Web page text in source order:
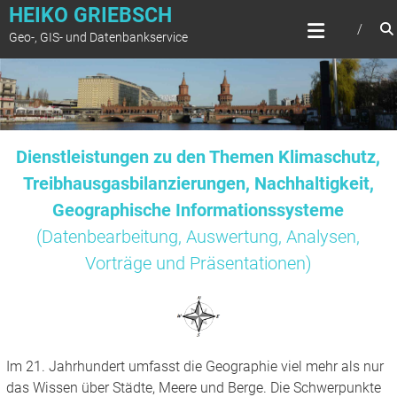
Zum
springen
HEIKO GRIEBSCH
Geo-, GIS- und Datenbankservice
Dienstleistungen zu den Themen Klimaschutz,
Treibhausgasbilanzierungen, Nachhaltigkeit,
Geographische Informationssysteme
(Datenbearbeitung, Auswertung, Analysen,
Vorträge und Präsentationen)
Im 21. Jahrhundert umfasst die Geographie viel mehr als nur
das Wissen über Städte, Meere und Berge. Die Schwerpunkte